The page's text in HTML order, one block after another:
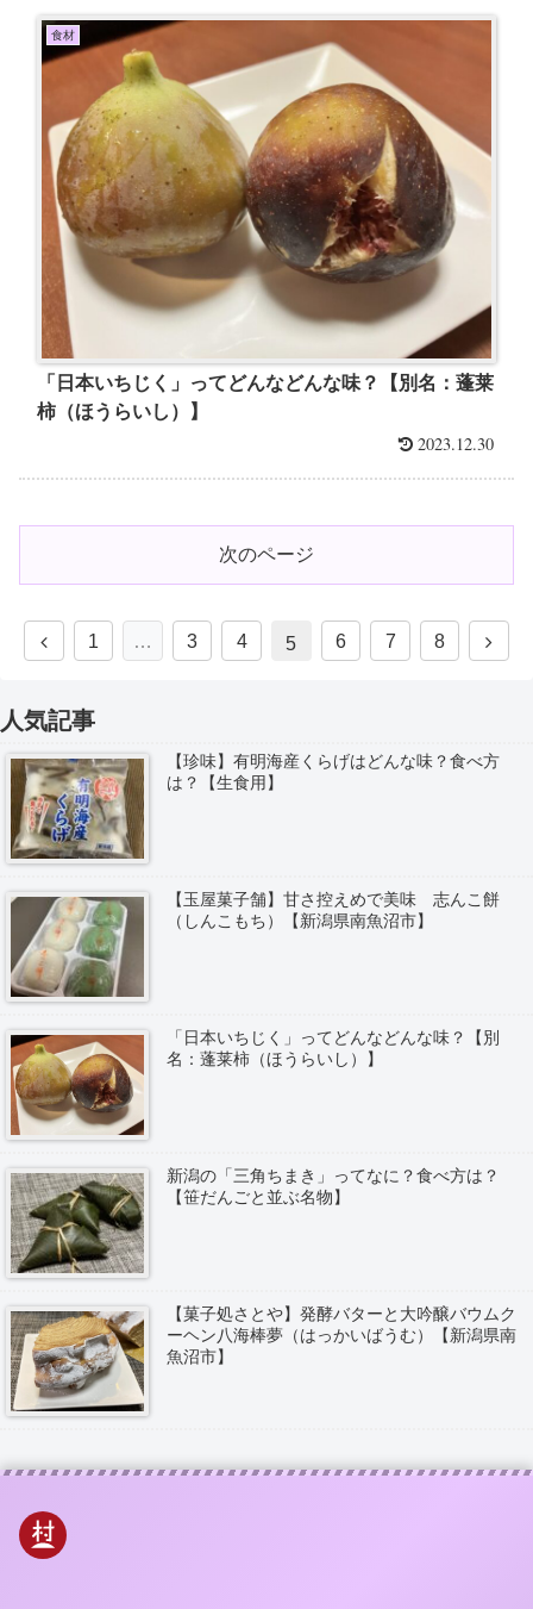
食材
「日本いちじく」ってどんなどんな味？【別名：蓬莱
柿（ほうらいし）】
2023.12.30
次のページ
1 … 3 4 5 6 7 8
人気記事
【珍味】有明海産くらげはどんな味？食べ方
は？【生食用】
【玉屋菓子舗】甘さ控えめで美味 志んこ餅
（しんこもち）【新潟県南魚沼市】
「日本いちじく」ってどんなどんな味？【別
名：蓬莱柿（ほうらいし）】
新潟の「三角ちまき」ってなに？食べ方は？
【笹だんごと並ぶ名物】
【菓子処さとや】発酵バターと大吟醸バウムク
ーヘン八海棒夢（はっかいばうむ）【新潟県南
魚沼市】